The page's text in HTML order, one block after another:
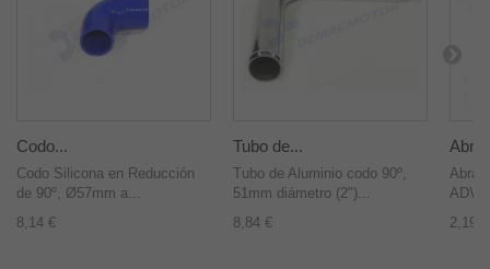
Codo...
Codo Silicona en Reducción
de 90º, Ø57mm a...
8,14 €
Tubo de...
Tubo de Aluminio codo 90º,
51mm diámetro (2")...
8,84 €
2,19 €